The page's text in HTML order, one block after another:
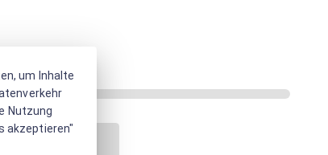
um Inhalte
Nutzung
akzeptieren"